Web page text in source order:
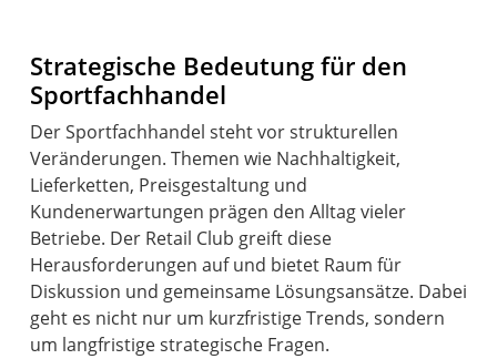
Strategische Bedeutung für den
Sportfachhandel
Der Sportfachhandel steht vor strukturellen
Veränderungen. Themen wie Nachhaltigkeit,
Lieferketten, Preisgestaltung und
Kundenerwartungen prägen den Alltag vieler
Betriebe. Der Retail Club greift diese
Herausforderungen auf und bietet Raum für
Diskussion und gemeinsame Lösungsansätze. Dabei
geht es nicht nur um kurzfristige Trends, sondern
um langfristige strategische Fragen.